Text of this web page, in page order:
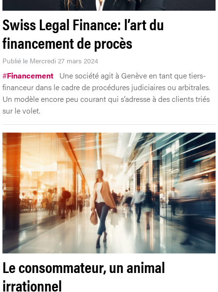
Swiss Legal Finance: l’art du
financement de procès
Publié le Mercredi 27 mars 2024
#Financement Une société agit à Genève en tant que tiers-
financeur dans le cadre de procédures judiciaires ou arbitrales.
Un modèle encore peu courant qui s’adresse à des clients triés
sur le volet.
Le consommateur, un animal
irrationnel